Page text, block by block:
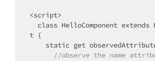
<script>
t {
//observe the name